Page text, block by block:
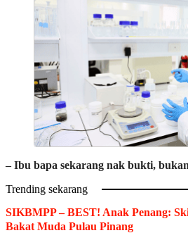
– Ibu bapa sekarang nak bukti,
Trending sekarang
SIKBMPP – BEST! Anak Penang:
Bakat Muda Pulau Pinang